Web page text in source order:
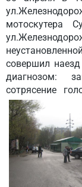
мотоскутера
совершил
диагнозом:
сотрясение